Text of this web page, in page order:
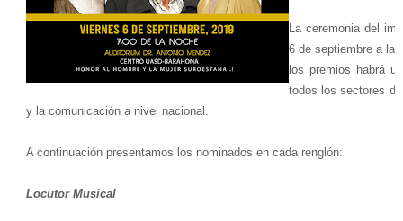
La ceremonia del
6 de septiembre a
los premios habrá
todos los sectores
y la comunicación a nivel nacional.
A continuación presentamos los nominados en cada renglón:
Locutor Musical